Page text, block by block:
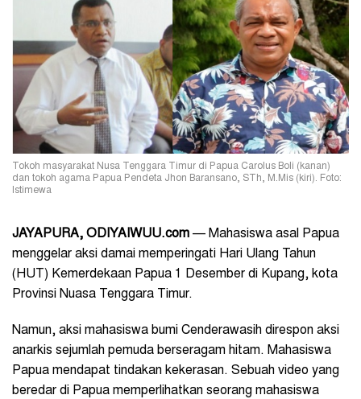
Tokoh masyarakat Nusa Tenggara Timur di Papua Carolus Boli (kanan)
dan tokoh agama Papua Pendeta Jhon Baransano, STh, M.Mis (kiri). Foto:
Istimewa
JAYAPURA, ODIYAIWUU.com — Mahasiswa asal Papua
menggelar aksi damai memperingati Hari Ulang Tahun
(HUT) Kemerdekaan Papua 1 Desember di Kupang, kota
Provinsi Nuasa Tenggara Timur.
Namun, aksi mahasiswa bumi Cenderawasih direspon aksi
anarkis sejumlah pemuda berseragam hitam. Mahasiswa
Papua mendapat tindakan kekerasan. Sebuah video yang
beredar di Papua memperlihatkan seorang mahasiswa